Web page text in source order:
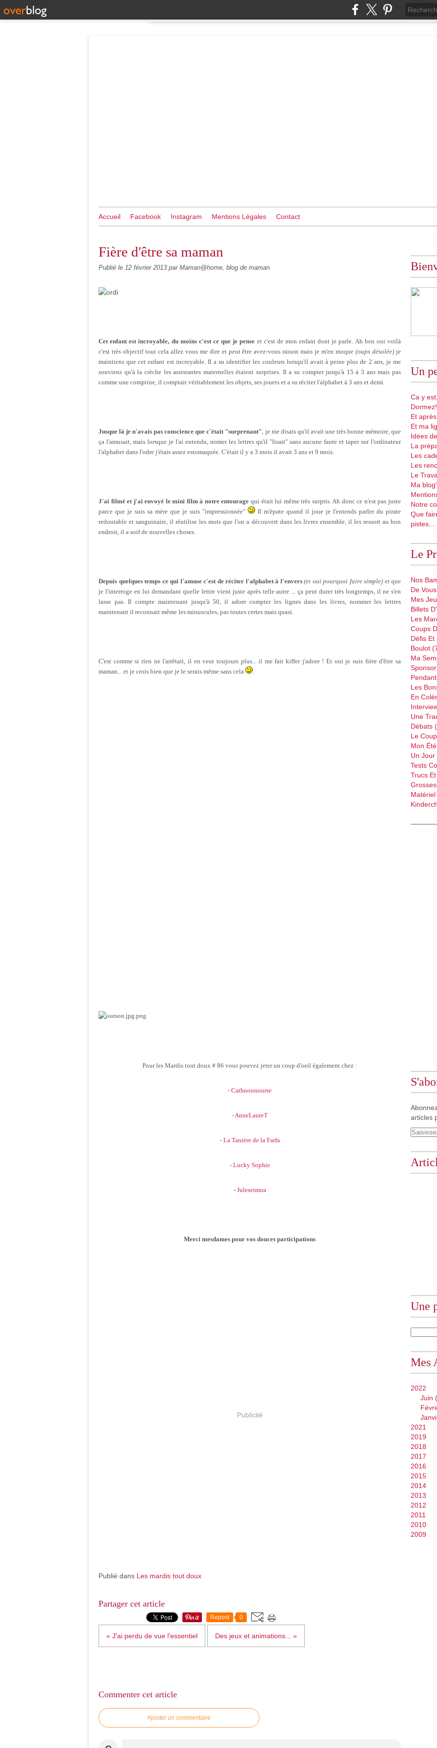
Accueil Facebook Instagram Mentions Légales Contact
Fière d'être sa maman
Publié le 12 février 2013 par Maman@home, blog de maman
Cet enfant est incroyable, du moins c'est ce que je pense et c'est de mon enfant dont je parle. Ah ben oui voilà
c'est très objectif tout cela allez vous me dire et peut être avez-vous raison mais je m'en moque(oups désolée) je
maintiens que cet enfant est incroyable. Il a su identifier les couleurs lorsqu'il avait à peine plus de 2 ans, je me
souviens qu'à la crèche les assistantes maternelles étaient surprises. Il a su compter jusqu'à 15 à 3 ans mais pas
comme une comptine, il comptait véritablement les objets, ses jouets et a su réciter l'alphabet à 3 ans et demi.
Jusque là je n'avais pas conscience que c'était "surprenant", je me disais qu'il avait une très bonne mémoire, que
ça l'amusait, mais lorsque je l'ai entendu, nomer les lettres qu'il "lisait" sans aucune faute et taper sur l'ordinateur
l'alphabet dans l'odre j'étais assez estomaquée. C'était il y a 3 mois il avait 3 ans et 9 mois.
J'ai filmé et j'ai envoyé le mini film à notre entourage qui était lui même très surpris. Ah donc ce n'est pas juste
parce que je suis sa mère que je suis "impressionnée"
Il m'épate quand il joue je l'entends parler du pirate
redoutable et sanguinaire, il réutilise les mots que l'on a découvert dans les livres ensemble, il les ressort au bon
endroit, il a soif de nouvelles choses.
Depuis quelques temps ce qui l'amuse c'est de réciter l'alphabet à l'envers (et oui pourquoi faire simple) et que
je l'interroge en lui demandant quelle lettre vient juste après telle autre ... ça peut durer très longtemps, il ne s'en
lasse pas. Il compte maintenant jusqu'à 50, il adore compter les lignes dans les livres, nommer les lettres
maintenant il reconnait même les minuscules, pas toutes certes mais quasi.
C'est comme si rien ne l'arrêtait, il en veut toujours plus... il me fait kiffer j'adore ! Et oui je suis fière d'être sa
maman... et je crois bien que je le serais même sans cela
.
Pour les Mardis tout doux # 86 vous pouvez jeter un coup d'oeil également chez :
- Cathnounourse
-AnneLaureT
- La Tanière de la Farfa
- Lucky Sophie
- Julesetmoa
Merci mesdames pour vos douces participations
Publicité
Publié dans Les mardis tout doux
Partager cet article
Repost 0
« J'ai perdu de vue l'essentiel Des jeux et animations... »
Commenter cet article
Ajouter un commentaire
Un
Ca y
Dormez!
Et
Et ma
Idées
La
Les
Les
Le
Ma
Notre
Que
pistes...
Le
Nos
De
Mes
Billets
Les
Coups
Défis Et
Boulot
Ma
Les
En
Une
Débats
Le
Mon
Un
Tests
Trucs
articles
Une
Mes
2022
Juin
2021
2019
2018
2017
2016
2015
2014
2013
2012
2011
2010
2009